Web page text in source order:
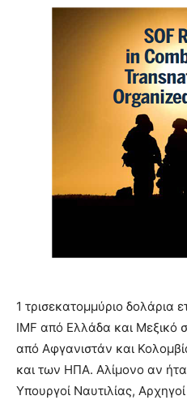
1 τρισεκατομμύριο δολάρια
IMF από Ελλάδα και Μεξικό
από Αφγανιστάν και
και των ΗΠΑ. Αλίμονο αν
Υπουργοί Ναυτιλίας,